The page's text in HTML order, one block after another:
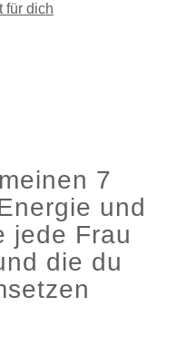
für dich
7
und
jede Frau
die du